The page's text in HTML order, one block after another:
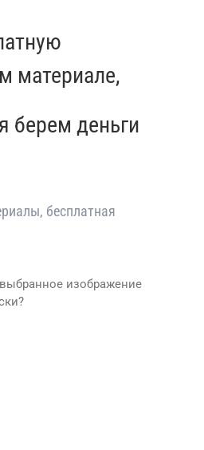
материале,
берем деньги
бесплатная
изображение